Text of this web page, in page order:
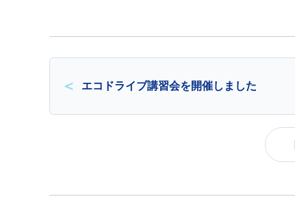
エコドライブ講習会を開催しました